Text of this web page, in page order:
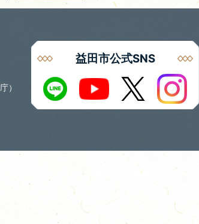
）
益田市公式SNS
LINE Youtube X Instagram